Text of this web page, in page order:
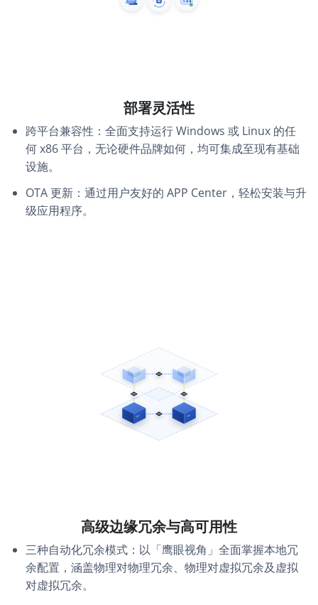
部署灵活性
跨平台兼容性：全面支持运行 Windows 或 Linux 的任
何 x86 平台，无论硬件品牌如何，均可集成至现有基础
设施。
OTA 更新：通过用户友好的 APP Center，轻松安装与升
级应用程序。
高级边缘冗余与高可用性
三种自动化冗余模式：以「鹰眼视角」全面掌握本地冗
余配置，涵盖物理对物理冗余、物理对虚拟冗余及虚拟
对虚拟冗余。